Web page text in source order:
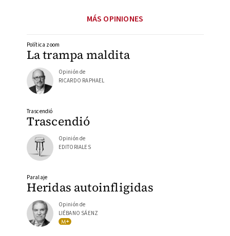
MÁS OPINIONES
La trampa maldita
Política zoom
Opinión de
RICARDO RAPHAEL
Trascendió
Trascendió
Opinión de
EDITORIALES
Heridas autoinfligidas
Paralaje
Opinión de
LIÉBANO SÁENZ